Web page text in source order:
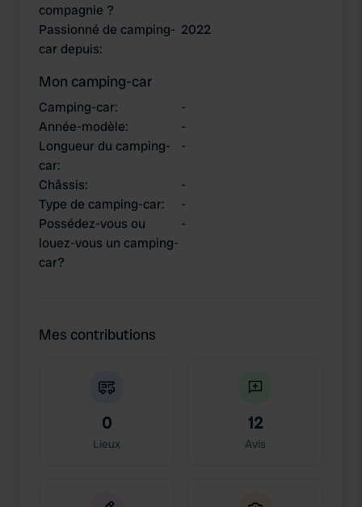
compagnie ?
Passionné de camping-
car depuis:
2022
Mon camping-car
Camping-car:
-
Année-modèle:
-
Longueur du camping-
car:
-
Châssis:
-
Type de camping-car:
-
Possédez-vous ou
louez-vous un camping-
car?
-
Mes contributions
0
Lieux
12
Avis